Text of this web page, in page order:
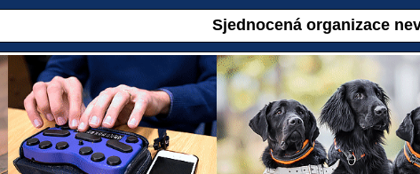
Sjednocená organizace